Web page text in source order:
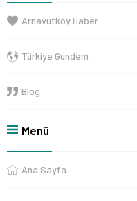
Arnavutköy Haber
Türkiye Gündem
Blog
Menü
Ana Sayfa